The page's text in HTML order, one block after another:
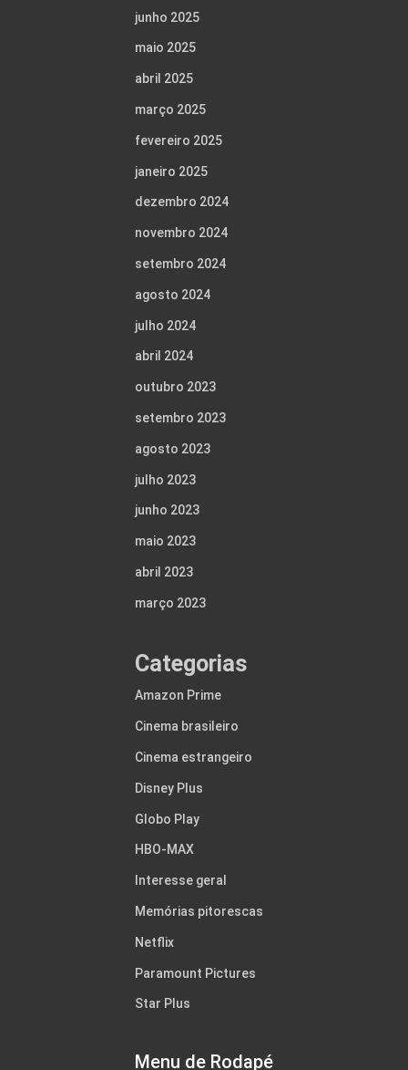
junho 2025
maio 2025
abril 2025
março 2025
fevereiro 2025
janeiro 2025
dezembro 2024
novembro 2024
setembro 2024
agosto 2024
julho 2024
abril 2024
outubro 2023
setembro 2023
agosto 2023
julho 2023
junho 2023
maio 2023
abril 2023
março 2023
Categorias
Amazon Prime
Cinema brasileiro
Cinema estrangeiro
Disney Plus
Globo Play
HBO-MAX
Interesse geral
Memórias pitorescas
Netflix
Paramount Pictures
Star Plus
Menu de Rodapé